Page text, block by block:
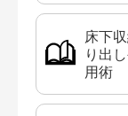
床下
り出
用術